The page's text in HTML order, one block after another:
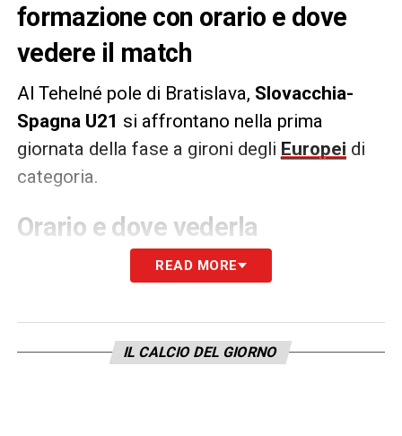
formazione con orario e dove
vedere il match
Al Tehelné pole di Bratislava, Slovacchia-
Spagna U21 si affrontano nella prima
giornata della fase a gironi degli Europei di
categoria.
Orario e dove vederla
Slovacchia-Spagna U21 si gioca mercoledì
sarà trasmessa in in streaming gratis per
tutti su UEFA.TV.
READ MORE
IL CALCIO DEL GIORNO